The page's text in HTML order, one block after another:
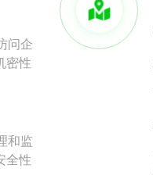
问企
密性
和监
全性